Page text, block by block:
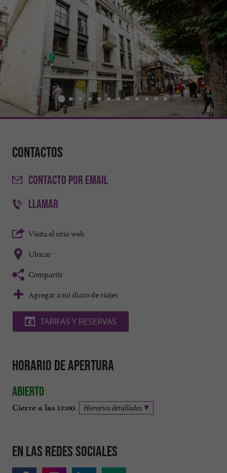
Contactos
CONTACTO POR EMAIL
LLAMAR
Visita el sitio web
Ubicar
Compartir
Agregar a mi diaro de viajes
TARIFAS Y RESERVAS
Horario de apertura
Abierto
Cierre a las 12:00 Horarios detallados
En las redes sociales